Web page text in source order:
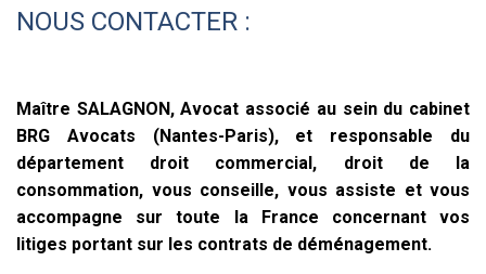
NOUS CONTACTER :
Maître SALAGNON, Avocat associé au sein du cabinet
BRG Avocats (Nantes-Paris), et responsable du
département droit commercial, droit de la
consommation, vous conseille, vous assiste et vous
accompagne sur toute la France concernant vos
litiges portant sur les contrats de déménagement.